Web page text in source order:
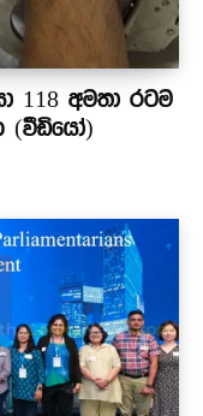
118 අමතා රටම
(වීඩියෝ)